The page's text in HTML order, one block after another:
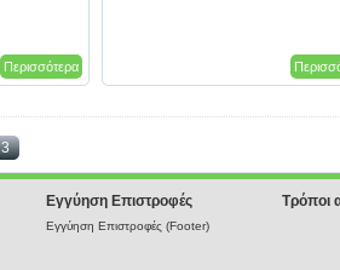
Περισσότερα
3
Εγγύηση Επιστροφές
Εγγύηση Επιστροφές (Footer)
Τρόποι